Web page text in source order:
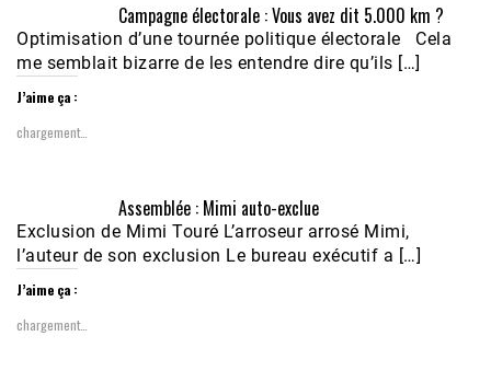
Campagne électorale : Vous avez dit 5.000 km ?
Optimisation d’une tournée politique électorale Cela
me semblait bizarre de les entendre dire qu’ils […]
J’aime ça :
chargement…
Assemblée : Mimi auto-exclue
Exclusion de Mimi Touré L’arroseur arrosé Mimi,
l’auteur de son exclusion Le bureau exécutif a […]
J’aime ça :
chargement…